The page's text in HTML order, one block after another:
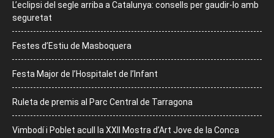
L’eclipsi del segle arriba a Catalunya: consells per gaudir-lo amb
seguretat
Festes d’Estiu de Masboquera
Festa Major de l’Hospitalet de l’Infant
Ruleta de premis al Parc Central de Tarragona
Vimbodí i Poblet acull la XXII Mostra d’Art Jove de la Conca